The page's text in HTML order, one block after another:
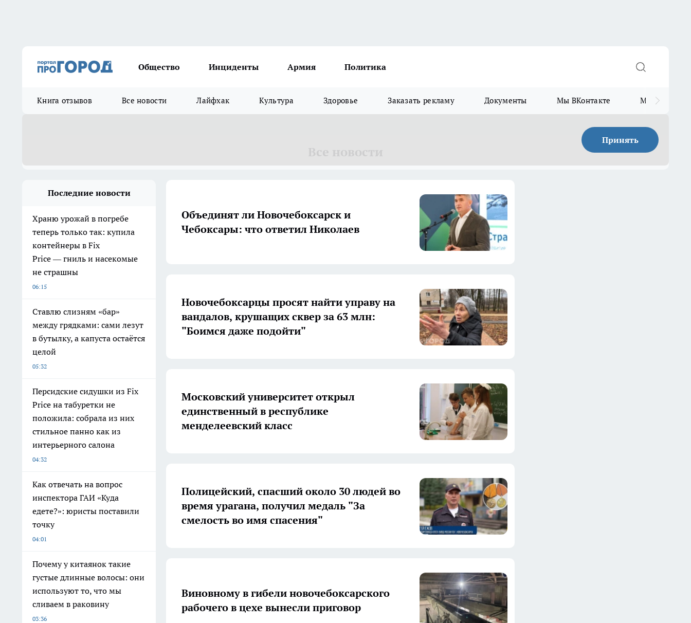
Общество Инциденты Армия Политика
Книга отзывов Все новости Лайфхак Культура Здоровье Заказать рекламу Документы Мы ВКонтакте Мы в
Принять
Последние новости
Храню урожай в погребе
теперь только так: купила
контейнеры в Fix
Price — гниль и насекомые
не страшны
06:15
Ставлю слизням «бар»
между грядками: сами лезут
в бутылку, а капуста остаётся
целой
05:32
Персидские сидушки из Fix
Price на табуретки не
положила: собрала из них
стильное панно как из
интерьерного салона
04:32
Как отвечать на вопрос
инспектора ГАИ «Куда
едете?»: юристы поставили
точку
04:01
Почему у китаянок такие
густые длинные волосы: они
используют то, что мы
сливаем в раковину
03:36
Объединят ли Новочебоксарск и
Чебоксары: что ответил Николаев
Новочебоксарцы просят найти управу на
вандалов, крушащих сквер за 63 млн:
"Боимся даже подойти"
Московский университет открыл
единственный в республике
менделеевский класс
Полицейский, спасший около 30 людей во
время урагана, получил медаль "За
смелость во имя спасения"
Виновному в гибели новочебоксарского
рабочего в цехе вынесли приговор